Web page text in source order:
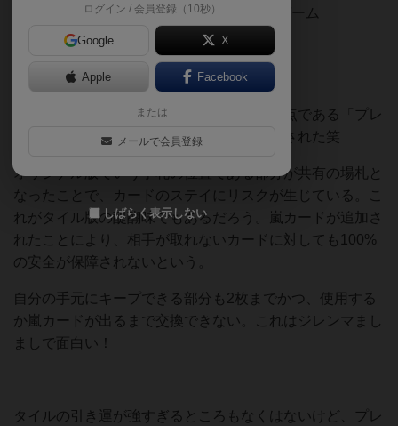
バッグビルディング×セットコレクションゲーム
オリジナル版既プレイ。
タイル版になったことでオリジナル版の欠点である「プレ
イ後にシャッフルする」手間が大幅に軽減された笑
オリジナル版でいう手札の位置である部分が共有の場札と
なったことで、カードのステイにリスクが生じている。こ
れがタイル版の醍醐味でもあるだろう。嵐カードが追加さ
れたことにより、相手が取れないカードに対しても100%
の安全が保障されないという。
自分の手元にキープできる部分も2枚までかつ、使用する
か嵐カードが出るまで交換できない。これはジレンマまし
ましで面白い！
タイルの引き運が強すぎるところもなくはないけど、プレ
ログイン / 会員登録（10秒）
Google X
Apple Facebook
または
メールで会員登録
しばらく表示しない